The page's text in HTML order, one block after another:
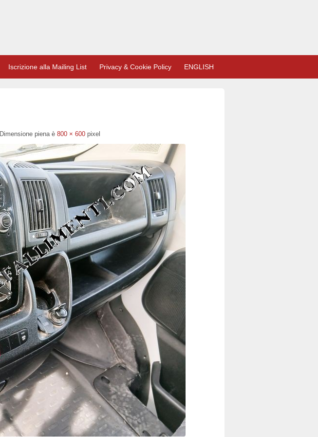
Iscrizione alla Mailing List Privacy & Cookie Policy ENGLISH
Dimensione piena è 800 × 600 pixel